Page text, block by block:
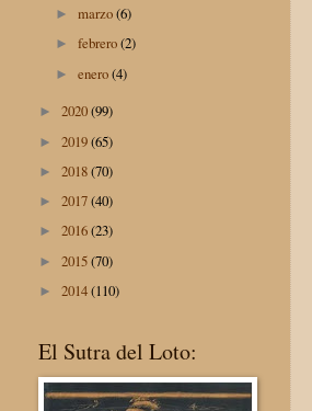
►marzo(6)
►febrero(2)
►enero(4)
► 2020(99)
► 2019(65)
► 2018(70)
► 2017(40)
► 2016(23)
► 2015(70)
► 2014(110)
El Sutra del Loto: